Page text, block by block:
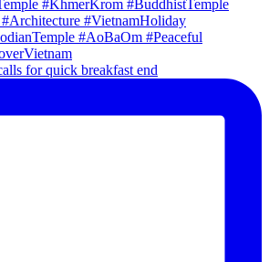
for quick breakfast end